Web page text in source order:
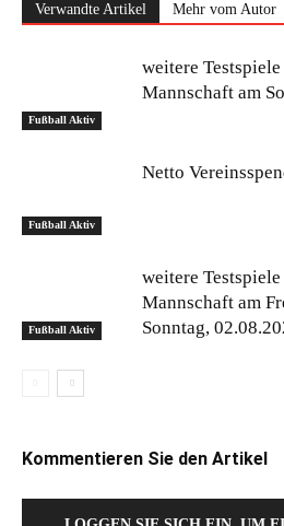
Verwandte Artikel Mehr vom Autor
Fußball Aktiv
weitere
Mannschaft am
Fußball Aktiv
Netto
Fußball Aktiv
weitere
Mannschaft am
Sonntag,
Kommentieren Sie den Artikel